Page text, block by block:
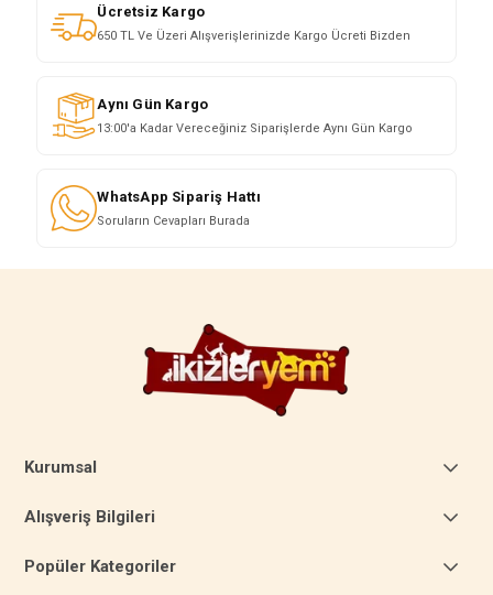
Ücretsiz Kargo
650 TL Ve Üzeri Alışverişlerinizde Kargo Ücreti Bizden
Aynı Gün Kargo
13:00'a Kadar Vereceğiniz Siparişlerde Aynı Gün Kargo
WhatsApp Sipariş Hattı
Soruların Cevapları Burada
Kurumsal
Alışveriş Bilgileri
Popüler Kategoriler